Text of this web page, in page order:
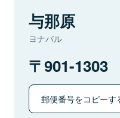
与那原
ヨナバル
901-1303
郵便番号をコピーす